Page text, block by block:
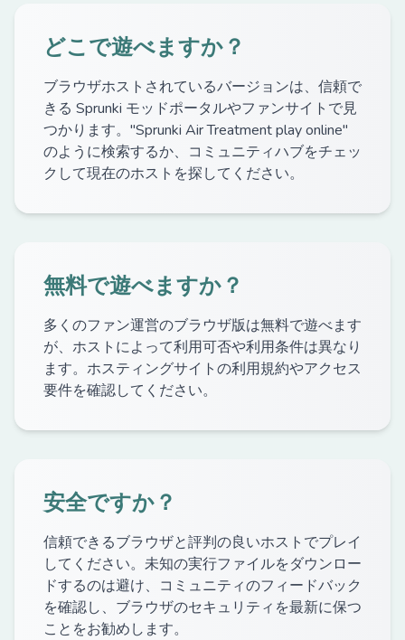
どこで遊べますか？
ブラウザホストされているバージョンは、信頼で
きる Sprunki モッドポータルやファンサイトで見
つかります。"Sprunki Air Treatment play online"
のように検索するか、コミュニティハブをチェッ
クして現在のホストを探してください。
無料で遊べますか？
多くのファン運営のブラウザ版は無料で遊べます
が、ホストによって利用可否や利用条件は異なり
ます。ホスティングサイトの利用規約やアクセス
要件を確認してください。
安全ですか？
信頼できるブラウザと評判の良いホストでプレイ
してください。未知の実行ファイルをダウンロー
ドするのは避け、コミュニティのフィードバック
を確認し、ブラウザのセキュリティを最新に保つ
ことをお勧めします。